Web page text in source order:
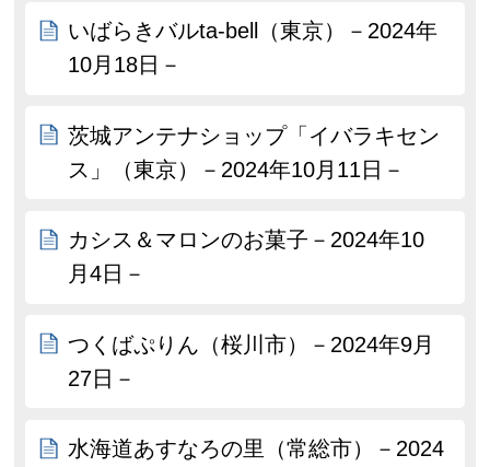
いばらきバルta-bell（東京）－2024年
10月18日－
茨城アンテナショップ「イバラキセン
ス」（東京）－2024年10月11日－
カシス＆マロンのお菓子－2024年10
月4日－
つくばぷりん（桜川市）－2024年9月
27日－
水海道あすなろの里（常総市）－2024